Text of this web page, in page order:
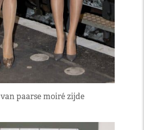
paarse moiré zijde